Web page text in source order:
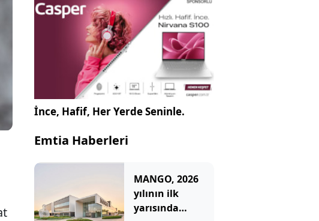
İnce, Hafif, Her Yerde Seninle.
Emtia Haberleri
MANGO, 2026
yılının ilk
yarısında